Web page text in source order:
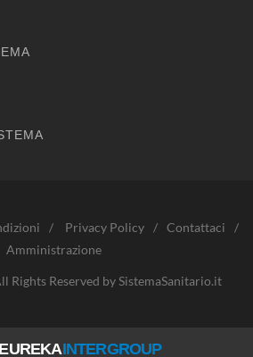
/ Privacy Policy / Contattaci
/
Amministrazione
Rights Reserved by SistemaSanitario.it
EUREKAINTERGROUP